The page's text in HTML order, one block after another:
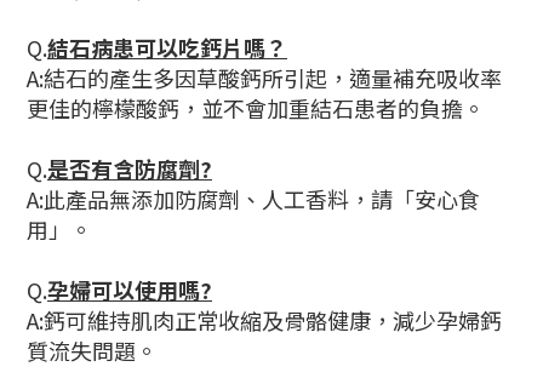
Q.結石病患可以吃鈣片嗎？
A:結石的產生多因草酸鈣所引起，適量補充吸收率
更佳的檸檬酸鈣，並不會加重結石患者的負擔。
Q.是否有含防腐劑?
A:此產品無添加防腐劑、人工香料，請「安心食
用」。
Q.孕婦可以使用嗎?
A:鈣可維持肌肉正常收縮及骨骼健康，減少孕婦鈣
質流失問題。